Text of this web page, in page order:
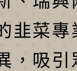
韭菜專
，吸引